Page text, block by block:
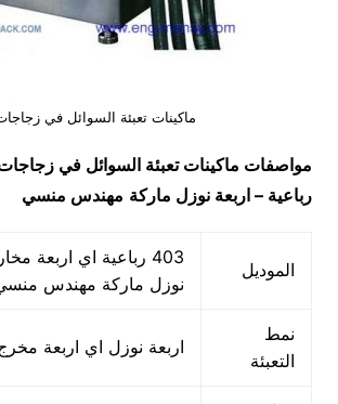
ماكينات تعبئة السوائل في
مواصفات ماكينات تعبئة السوائل في
رباعية – اربعة نوزل ماركة مهندس منسي
الموديل
403 رباعية اي اربعة
نوزل ماركة مهندس
نمط
التعبئة
اربعة نوزل اي اربعة